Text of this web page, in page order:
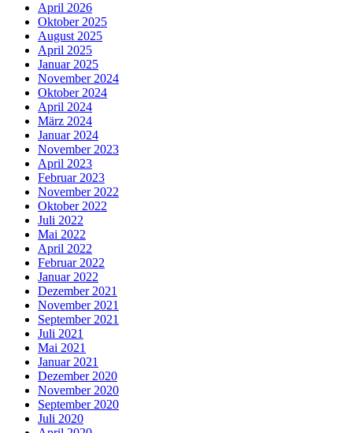
April 2026
Oktober 2025
August 2025
April 2025
Januar 2025
November 2024
Oktober 2024
April 2024
März 2024
Januar 2024
November 2023
April 2023
Februar 2023
November 2022
Oktober 2022
Juli 2022
Mai 2022
April 2022
Februar 2022
Januar 2022
Dezember 2021
November 2021
September 2021
Juli 2021
Mai 2021
Januar 2021
Dezember 2020
November 2020
September 2020
Juli 2020